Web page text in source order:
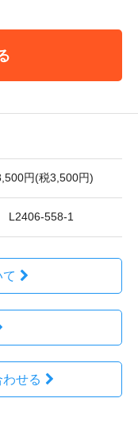
円(税3,500円)
L2406-558-1
せる